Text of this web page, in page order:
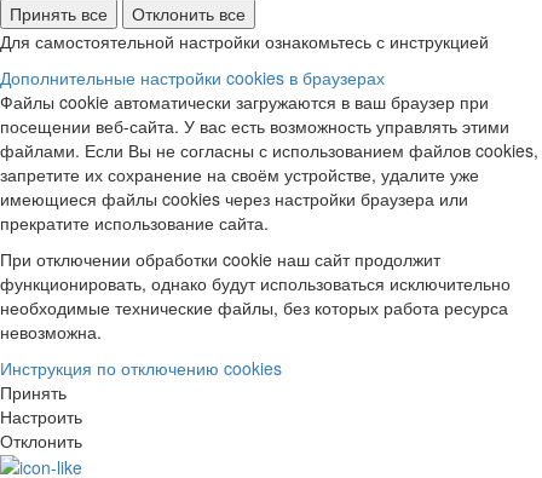
Принять все
Отклонить все
Для самостоятельной настройки ознакомьтесь с инструкцией
Дополнительные настройки cookies в браузерах
Файлы cookie автоматически загружаются в ваш браузер при
посещении веб-сайта. У вас есть возможность управлять этими
файлами. Если Вы не согласны с использованием файлов cookies,
запретите их сохранение на своём устройстве, удалите уже
имеющиеся файлы cookies через настройки браузера или
прекратите использование сайта.
При отключении обработки cookie наш сайт продолжит
функционировать, однако будут использоваться исключительно
необходимые технические файлы, без которых работа ресурса
невозможна.
Инструкция по отключению cookies
Принять
Настроить
Отклонить